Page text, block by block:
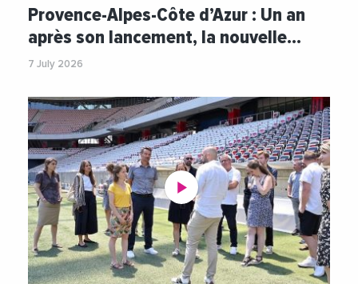
#Mobilite
#RegionSudProvenceAlpesCoteDAzur
#Tourisme
#Train #Transdev
#Transports
#Voyage
Provence-Alpes-Côte d’Azur : Un an
après son lancement, la nouvelle…
7 July 2026